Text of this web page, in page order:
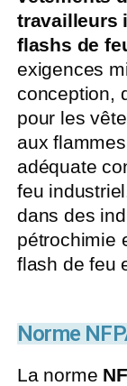
travailleurs
flashs de
exigences
conception,
pour les
aux
adéquate
feu
dans des
pétrochimie
flash de feu
Norme
La norme